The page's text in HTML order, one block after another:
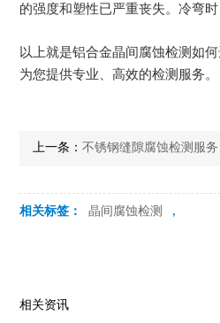
的强度和塑性已严重丧失。冷弯
以上就是铝合金晶间腐蚀检测如
为您提供专业、高效的检测服务。
上一条： 不锈钢缝隙腐蚀检测服务
相关标签： 晶间腐蚀检测 ,
相关资讯